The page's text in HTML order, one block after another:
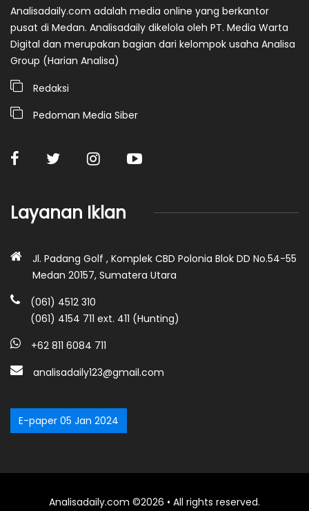
Analisadaily.com adalah media online yang berkantor
pusat di Medan. Analisadaily dikelola oleh PT. Media Warta
Digital dan merupakan bagian dari kelompok usaha Analisa
Group (Harian Analisa)
Redaksi
Pedoman Media Siber
Layanan Iklan
Jl. Padang Golf , Komplek CBD Polonia Blok DD No.54-55
Medan 20157, Sumatera Utara
(061) 4512 310
(061) 4154 711 ext. 411 (Hunting)
+62 811 6084 711
analisadaily123@gmail.com
E-paper 05 Jan 2024
Analisadaily.com ©2026 • All rights reserved.